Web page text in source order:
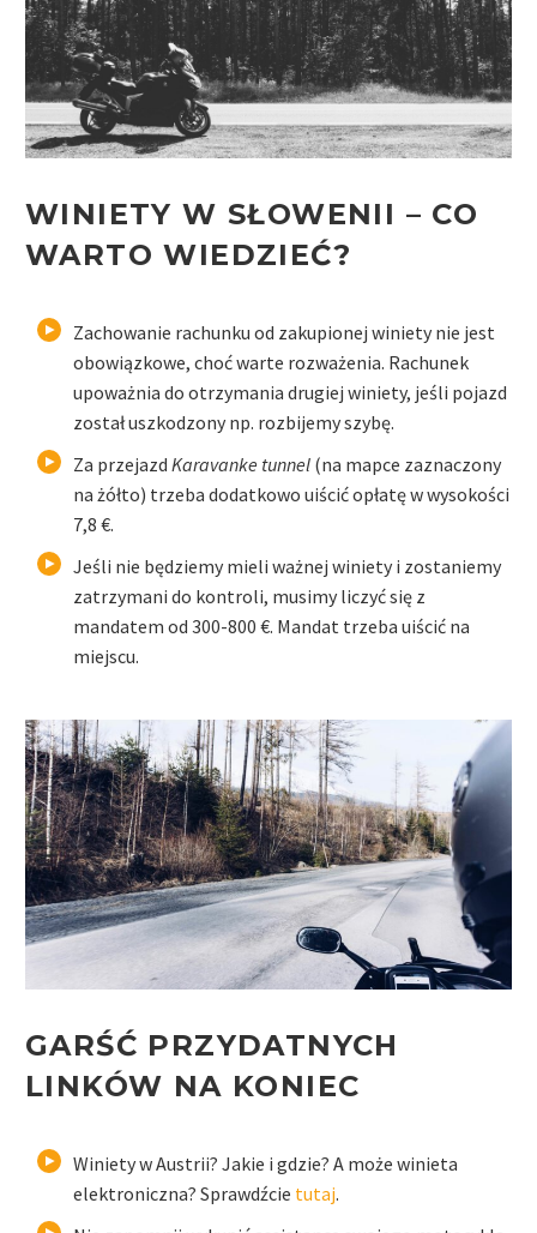
WINIETY W SŁOWENII – CO
WARTO WIEDZIEĆ?
Zachowanie rachunku od zakupionej winiety nie jest
obowiązkowe, choć warte rozważenia. Rachunek
upoważnia do otrzymania drugiej winiety, jeśli pojazd
został uszkodzony np. rozbijemy szybę.
Za przejazd Karavanke tunnel (na mapce zaznaczony
na żółto) trzeba dodatkowo uiścić opłatę w wysokości
7,8 €.
Jeśli nie będziemy mieli ważnej winiety i zostaniemy
zatrzymani do kontroli, musimy liczyć się z
mandatem od 300-800 €. Mandat trzeba uiścić na
miejscu.
GARŚĆ PRZYDATNYCH
LINKÓW NA KONIEC
Winiety w Austrii? Jakie i gdzie? A może winieta
elektroniczna? Sprawdźcie tutaj.